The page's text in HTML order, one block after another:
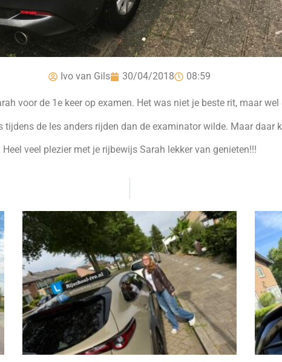
Ivo van Gils 30/04/2018 08:59
voor de 1e keer op examen. Het was niet je beste rit, maar wel
tijdens de les anders rijden dan de examinator wilde. Maar daar
Heel veel plezier met je rijbewijs Sarah lekker van genieten!!!